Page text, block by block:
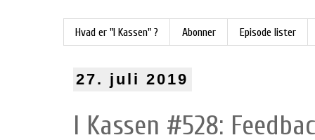
Hvad er "I Kassen" ? Abonner Episode lister
27. juli 2019
I Kassen #528: